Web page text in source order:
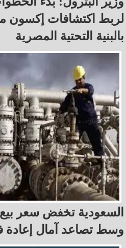
لربط اكتشافات إكسون
بالبنية التحتية المصرية
السعودية تخفض سعر بيع
وسط تصاعد آمال إعادة